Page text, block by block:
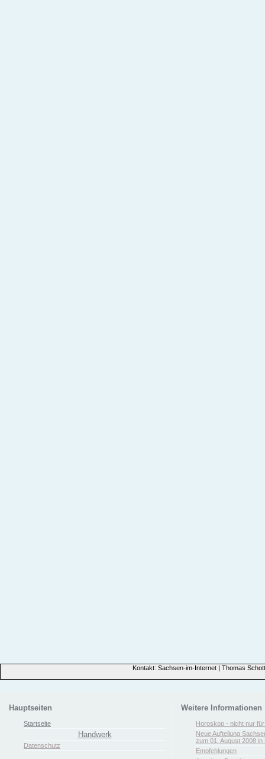
Kontakt: Sachsen-im-Internet | Thomas
Hauptseiten
Startseite
Handwerk
Datenschutz
Weitere Informationen
Horoskop - nicht nur
Neue Aufteilung
zum 01. August 2008 in
Empfehlungen